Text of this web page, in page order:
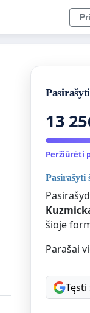
13
Peržiūrėti
Pasirašyti
šioje
Parašai
Tęsti